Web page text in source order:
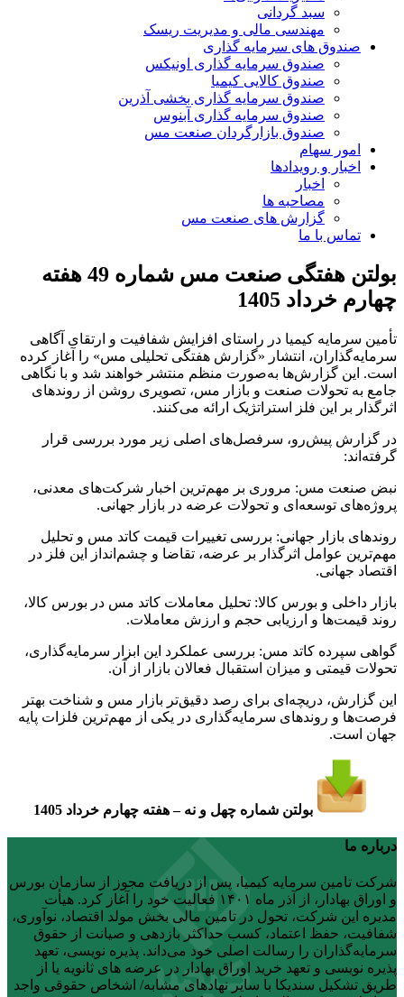
سبد گردانی
مهندسی مالی و مدیریت ریسک
صندوق های سرمایه گذاری
صندوق سرمایه گذاری اونیکس
صندوق کالایی کیمیا
صندوق سرمایه گذاری بخشی آذرین
صندوق سرمایه گذاری آبنوس
صندوق بازارگردان صنعت مس
امور سهام
اخبار و رویدادها
اخبار
مصاحبه ها
گزارش های صنعت مس
تماس با ما
بولتن هفتگی صنعت مس شماره 49 هفته
چهارم خرداد 1405
تأمین سرمایه کیمیا در راستای افزایش شفافیت و ارتقای آگاهی
سرمایه‌گذاران، انتشار «گزارش هفتگی تحلیلی مس» را آغاز کرده
است. این گزارش‌ها به‌صورت منظم منتشر خواهند شد و با نگاهی
جامع به تحولات صنعت و بازار مس، تصویری روشن از روندهای
اثرگذار بر این فلز استراتژیک ارائه می‌کنند.
در گزارش پیش‌رو، سرفصل‌های اصلی زیر مورد بررسی قرار
گرفته‌اند:
نبض صنعت مس: مروری بر مهم‌ترین اخبار شرکت‌های معدنی،
پروژه‌های توسعه‌ای و تحولات عرضه در بازار جهانی.
روندهای بازار جهانی: بررسی تغییرات قیمت کاتد مس و تحلیل
مهم‌ترین عوامل اثرگذار بر عرضه، تقاضا و چشم‌انداز این فلز در
اقتصاد جهانی.
بازار داخلی و بورس کالا: تحلیل معاملات کاتد مس در بورس کالا،
روند قیمت‌ها و ارزیابی حجم و ارزش معاملات.
گواهی سپرده کاتد مس: بررسی عملکرد این ابزار سرمایه‌گذاری،
تحولات قیمتی و میزان استقبال فعالان بازار از آن.
این گزارش، دریچه‌ای برای رصد دقیق‌تر بازار مس و شناخت بهتر
فرصت‌ها و روندهای سرمایه‌گذاری در یکی از مهم‌ترین فلزات پایه
جهان است.
بولتن شماره چهل و نه – هفته چهارم خرداد 1405
درباره ما
شرکت تامین سرمایه کیمیا، پس از دریافت مجوز از سازمان بورس
و اوراق بهادار، از آذر ماه ۱۴۰۱ فعالیت خود را آغاز کرد. هیأت
مدیره این شرکت، تحول در تامین مالی بخش مولد اقتصاد، نوآوری،
شفافیت، حفظ اعتماد، کسب حداکثر بازدهی و صیانت از حقوق
سرمایه‌گذاران را رسالت اصلی خود می‌داند. پذیره نویسی، تعهد
پذیره نویسی و تعهد خرید اوراق بهادار در عرضه های ثانویه یا از
طریق تشکیل سندیکا با سایر نهادهای مشابه/ اشخاص حقوقی واجد